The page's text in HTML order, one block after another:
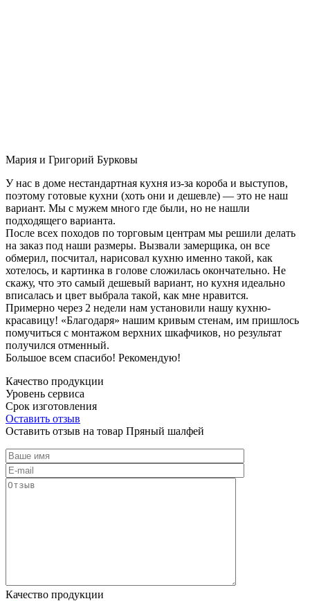
Мария и Григорий Бурковы
У нас в доме нестандартная кухня из-за короба и выступов,
поэтому готовые кухни (хоть они и дешевле) — это не наш
вариант. Мы с мужем много где были, но не нашли
подходящего варианта.
После всех походов по торговым центрам мы решили делать
на заказ под наши размеры. Вызвали замерщика, он все
обмерил, посчитал, нарисовал кухню именно такой, как
хотелось, и картинка в голове сложилась окончательно. Не
скажу, что это самый дешевый вариант, но кухня идеально
вписалась и цвет выбрала такой, как мне нравится.
Примерно через 2 недели нам установили нашу кухню-
красавицу! «Благодаря» нашим кривым стенам, им пришлось
помучиться с монтажом верхних шкафчиков, но результат
получился отменный.
Большое всем спасибо! Рекомендую!
Качество продукции
Уровень сервиса
Срок изготовления
Оставить отзыв
Оставить отзыв на товар Пряный шалфей
Качество продукции